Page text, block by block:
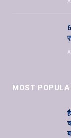
MOST